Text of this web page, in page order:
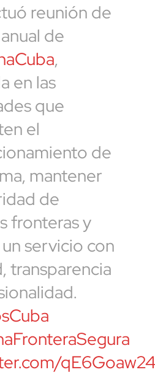
reunión de
de
,
en las
que
el
de
mantener
de
fronteras y
servicio con
transparencia